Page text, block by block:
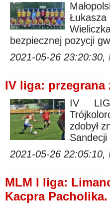
bezpiecznej pozycji
2021-05-26 23:20:30,
IV liga: przegrana
IV
zdobył
2021-05-26 22:05:10,
MLM I liga:
Kacpra Pacholika.